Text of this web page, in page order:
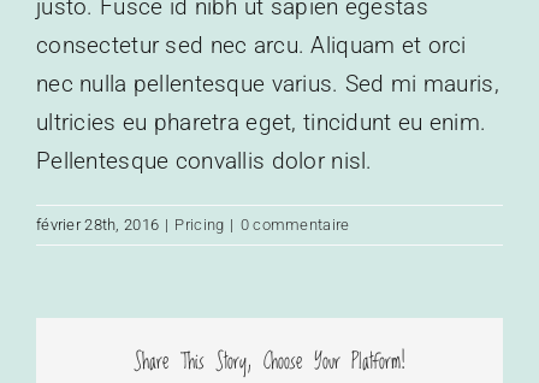
justo. Fusce id nibh ut sapien egestas
consectetur sed nec arcu. Aliquam et orci
nec nulla pellentesque varius. Sed mi mauris,
ultricies eu pharetra eget, tincidunt eu enim.
Pellentesque convallis dolor nisl.
février 28th, 2016 | Pricing | 0 commentaire
Share This Story, Choose Your Platform!